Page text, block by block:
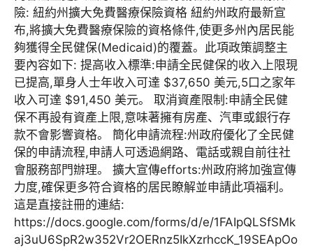
險: 紐約州擴大免費醫療保險資格 紐約州政府最新宣
布,將擴大免費醫療保險的資格條件,使更多州內居民能
夠獲得全民健保(Medicaid)的覆蓋。此項政策調整主
要內容如下: 提高收入標準:申請全民健保的收入上限現
已提高,單身人士年收入可達 $37,650 美元,5口之家年
收入可達 $91,450 美元。 取消資產限制:申請全民健
保不再設有資產上限,意味著擁有房產、汽車或銀行存
款不會影響資格。 簡化申請流程:州政府優化了全民健
保的申請流程,申請人可透過網路、電話或親自前往社
會服務部門辦理。 擴大宣傳efforts:州政府將加強宣傳
力度,確保更多符合資格的居民瞭解並申請此項福利。
這是直接註冊的連結:
https://docs.google.com/forms/d/e/1FAIpQLSfSMk
aj3uU6SpR2w352Vr2OERnz5IkXzrhccK_19SEApOo